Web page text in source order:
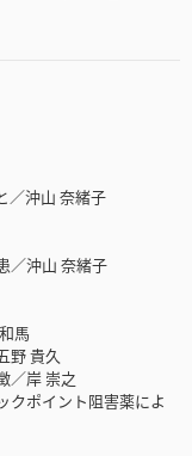
／沖山 奈緒子
／沖山 奈緒子
馬
野 貴久
／岸 崇之
クポイント阻害薬によ